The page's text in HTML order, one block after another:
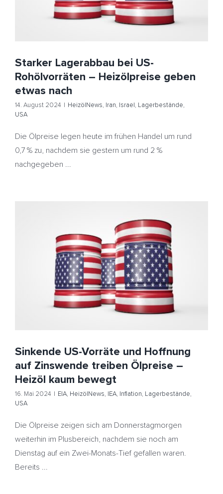
Starker Lagerabbau bei US-
Rohölvorräten – Heizölpreise geben
etwas nach
14. August 2024 | HeizölNews, Iran, Israel, Lagerbestände,
USA
Die Ölpreise legen heute im frühen Handel um rund
0,7 % zu, nachdem sie gestern um rund 2 %
nachgegeben ...
Sinkende US-Vorräte und Hoffnung auf Zinswende
treiben Ölpreise – Heizöl kaum bewegt
HeizölNews IEA Inflation Lagerbestände USA
Sinkende US-Vorräte und Hoffnung
auf Zinswende treiben Ölpreise –
Heizöl kaum bewegt
16. Mai 2024 | EIA, HeizölNews, IEA, Inflation, Lagerbestände,
USA
Die Ölpreise zeigen sich am Donnerstagmorgen
weiterhin im Plusbereich, nachdem sie noch am
Dienstag auf ein Zwei-Monats-Tief gefallen waren.
Bereits ...